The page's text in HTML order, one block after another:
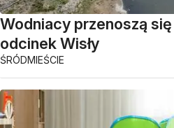
Wodniacy przenoszą
odcinek Wisły
ŚRÓDMIEŚCIE